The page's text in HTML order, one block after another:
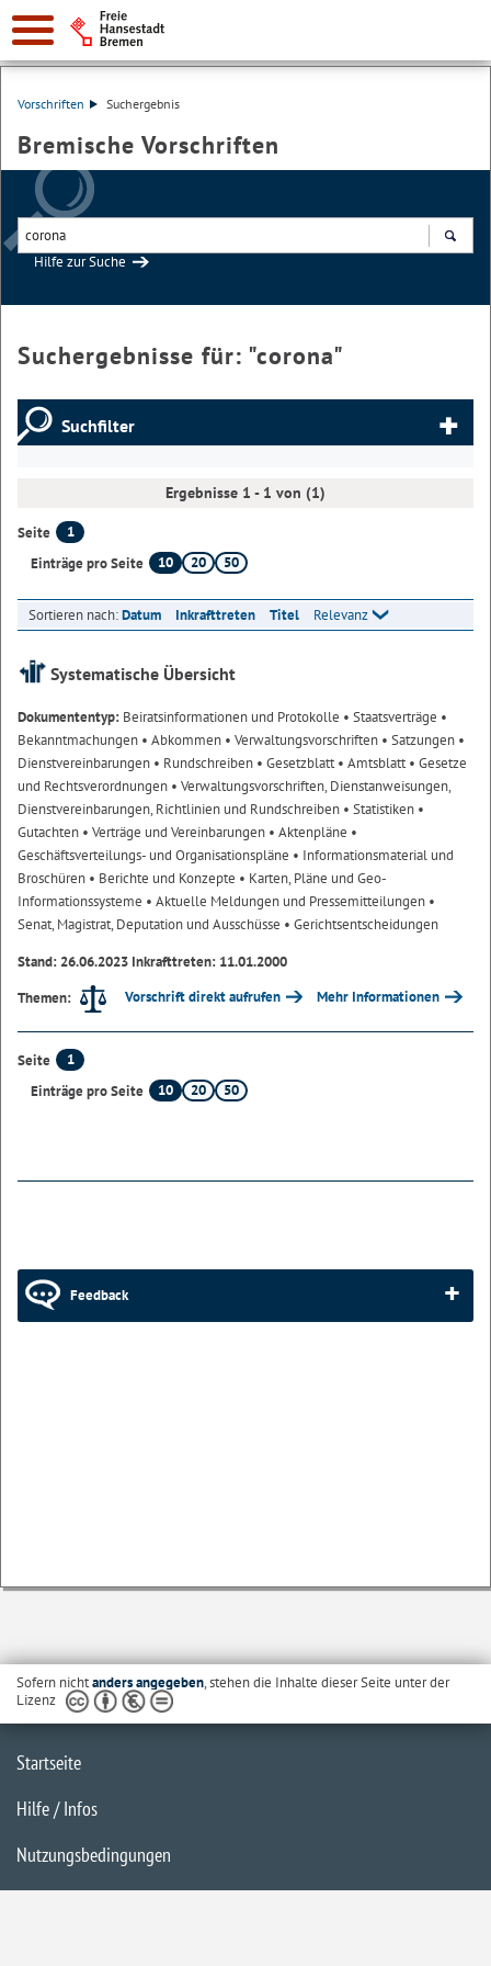
Vorschriften Suchergebnis
Bremische Vorschriften
Hilfe zur Suche
Suchergebnisse für: "corona"
Suchfilter
Ergebnisse 1 - 1 von (1)
Seite
1
Einträge pro Seite
10 20 50
Sortieren nach:Datum Inkrafttreten Titel Relevanz
Systematische Übersicht
Dokumententyp: Beiratsinformationen und Protokolle • Staatsverträge •
Bekanntmachungen • Abkommen • Verwaltungsvorschriften • Satzungen •
Dienstvereinbarungen • Rundschreiben • Gesetzblatt• Amtsblatt• Gesetze
und Rechtsverordnungen • Verwaltungsvorschriften, Dienstanweisungen,
Dienstvereinbarungen, Richtlinien und Rundschreiben • Statistiken •
Gutachten • Verträge und Vereinbarungen • Aktenpläne •
Geschäftsverteilungs- und Organisationspläne • Informationsmaterial und
Broschüren • Berichte und Konzepte • Karten, Pläne und Geo-
Informationssysteme • Aktuelle Meldungen und Pressemitteilungen •
Senat, Magistrat, Deputation und Ausschüsse • Gerichtsentscheidungen
Stand: 26.06.2023 Inkrafttreten: 11.01.2000
Themen:
Vorschrift direkt aufrufen Mehr Informationen
Seite
1
Einträge pro Seite
10 20 50
Feedback
Sofern nichtanders angegeben, stehen die Inhalte dieser Seite unter der
Lizenz
Startseite
Hilfe / Infos
Nutzungsbedingungen